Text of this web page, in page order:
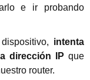
e ir probando
intenta
dirección IP que
router.